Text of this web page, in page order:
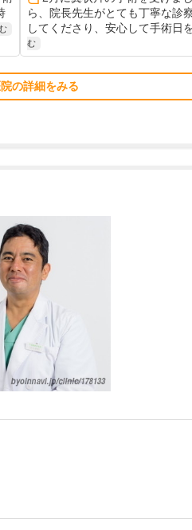
ら、院長先生がとても丁寧な診
してくださり、安心して手術日
む
の詳細をみる